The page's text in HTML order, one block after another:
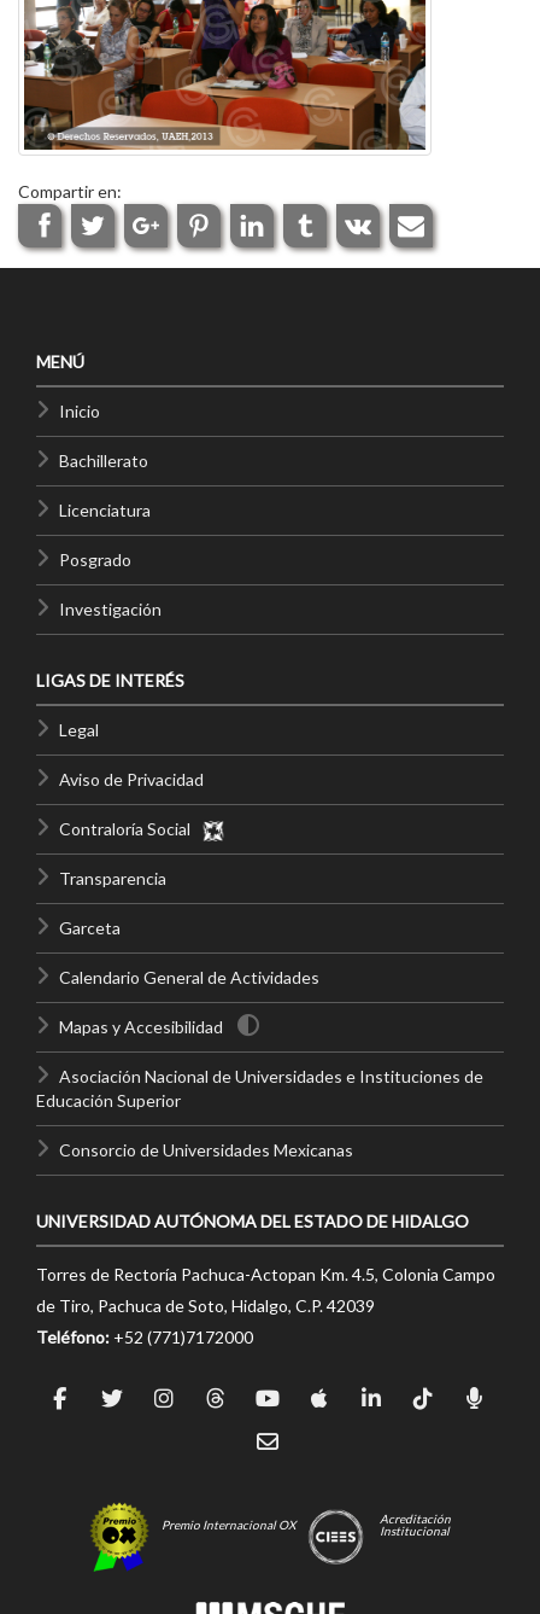
Compartir en:
MENÚ
Inicio
Bachillerato
Licenciatura
Posgrado
Investigación
LIGAS DE INTERÉS
Legal
Aviso de Privacidad
Contraloría Social
Transparencia
Garceta
Calendario General de Actividades
Mapas y Accesibilidad
Asociación Nacional de Universidades e Instituciones de
Educación Superior
Consorcio de Universidades Mexicanas
UNIVERSIDAD AUTÓNOMA DEL ESTADO DE HIDALGO
Torres de Rectoría Pachuca-Actopan Km. 4.5, Colonia Campo
de Tiro, Pachuca de Soto, Hidalgo, C.P. 42039
Teléfono: +52 (771)7172000
Premio Internacional OX
Acreditación
Institucional